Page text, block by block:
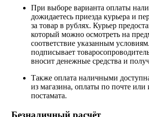
При выборе варианта оплаты
дожидаетесь приезда курьера и
за товар в рублях. Курьер
который можно осмотреть на
соответствие указанным
подписывает
вносит денежные средства и
Также оплата наличными
из магазина, оплаты по почте или
постамата.
Безналичный расчёт